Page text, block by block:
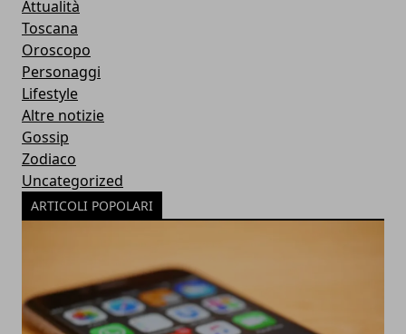
Attualità
Toscana
Oroscopo
Personaggi
Lifestyle
Altre notizie
Gossip
Zodiaco
Uncategorized
ARTICOLI POPOLARI